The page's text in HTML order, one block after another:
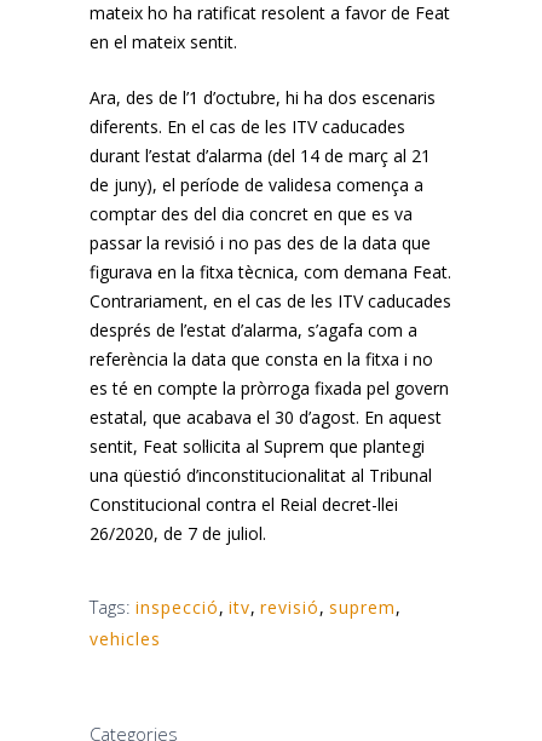
mateix ho ha ratificat resolent a favor de Feat
en el mateix sentit.
Ara, des de l’1 d’octubre, hi ha dos escenaris
diferents. En el cas de les ITV caducades
durant l’estat d’alarma (del 14 de març al 21
de juny), el període de validesa comença a
comptar des del dia concret en que es va
passar la revisió i no pas des de la data que
figurava en la fitxa tècnica, com demana Feat.
Contrariament, en el cas de les ITV caducades
després de l’estat d’alarma, s’agafa com a
referència la data que consta en la fitxa i no
es té en compte la pròrroga fixada pel govern
estatal, que acabava el 30 d’agost. En aquest
sentit, Feat sol·licita al Suprem que plantegi
una qüestió d’inconstitucionalitat al Tribunal
Constitucional contra el Reial decret-llei
26/2020, de 7 de juliol.
Tags: inspecció, itv, revisió, suprem,
vehicles
Categories